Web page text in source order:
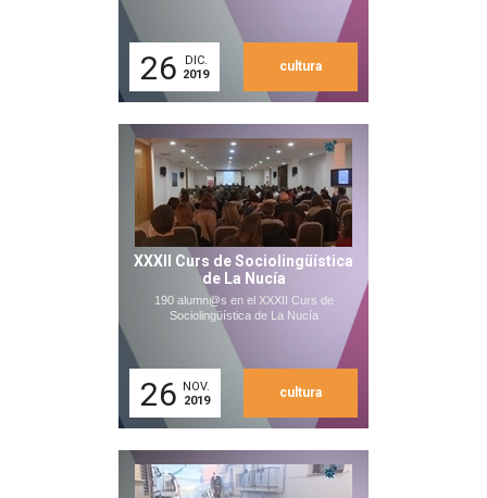
26
DIC.
2019
cultura
XXXII Curs de Sociolingüística
de La Nucía
190 alumn@s en el XXXII Curs de
Sociolingüística de La Nucía
26 NOV.
2019
cultura